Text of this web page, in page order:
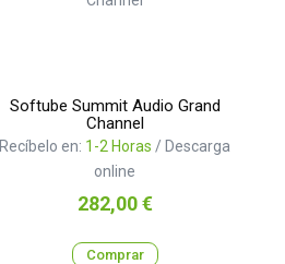
Softube Summit Audio Grand
Channel
Recíbelo en: 1-2 Horas / Descarga
online
Precio
282,00 €
Comprar